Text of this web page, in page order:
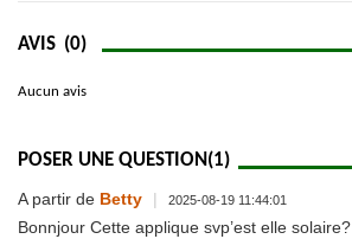
AVIS (0)
Aucun avis
POSER UNE QUESTION(1)
A partir de Betty | 2025-08-19 11:44:01
Bonnjour Cette applique svp’est elle solaire?